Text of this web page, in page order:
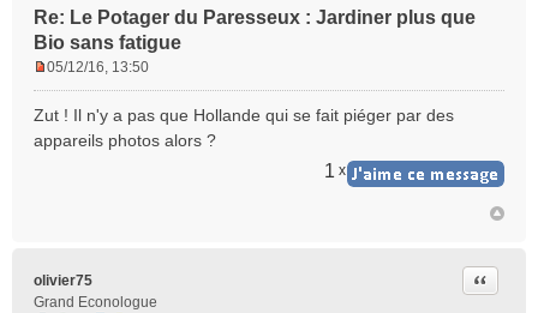
Re: Le Potager du Paresseux : Jardiner plus que
Bio sans fatigue
s
s
n
l
05/12/16, 13:50
Zut ! Il n'y a pas que Hollande qui se fait piéger par des
appareils photos alors ?
1 x
olivier75
Grand Econologue
Citer